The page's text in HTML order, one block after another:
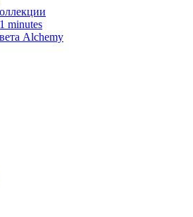
minutes
Alchemy